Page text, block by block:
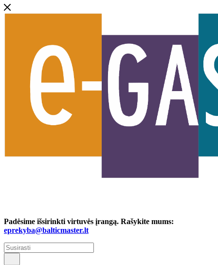
Padėsime išsirinkti virtuvės įrangą. Rašykite mums:
eprekyba@balticmaster.lt